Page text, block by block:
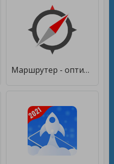
Маршрутер - оптимизация маршрута курьера, водителя [Полная версия]